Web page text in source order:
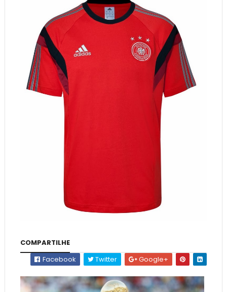
COMPARTILHE
Facebook
Twitter Google+